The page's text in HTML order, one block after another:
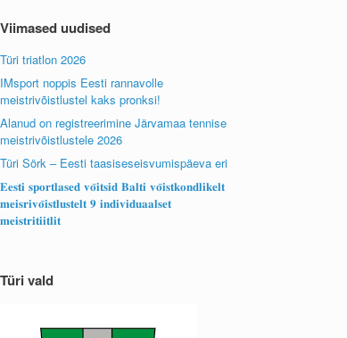
Viimased uudised
Türi triatlon 2026
IMsport noppis Eesti rannavolle
meistrivõistlustel kaks pronksi!
Alanud on registreerimine Järvamaa tennise
meistrivõistlustele 2026
Türi Sörk – Eesti taasiseseisvumispäeva eri
𝐄𝐞𝐬𝐭𝐢 𝐬𝐩𝐨𝐫𝐭𝐥𝐚𝐬𝐞𝐝 𝐯𝐨̃𝐢𝐭𝐬𝐢𝐝 𝐁𝐚𝐥𝐭𝐢 𝐯𝐨̃𝐢𝐬𝐭𝐤𝐨𝐧𝐝𝐥𝐢𝐤𝐞𝐥𝐭
𝐦𝐞𝐢𝐬𝐫𝐢𝐯𝐨̃𝐢𝐬𝐭𝐥𝐮𝐬𝐭𝐞𝐥𝐭 𝟗 𝐢𝐧𝐝𝐢𝐯𝐢𝐝𝐮𝐚𝐚𝐥𝐬𝐞𝐭
𝐦𝐞𝐢𝐬𝐭𝐫𝐢𝐭𝐢𝐢𝐭𝐥𝐢𝐭
Türi vald